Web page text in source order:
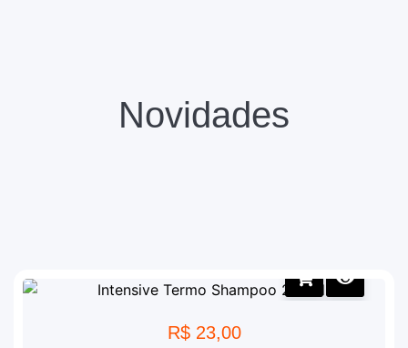
Novidades
R$23,00